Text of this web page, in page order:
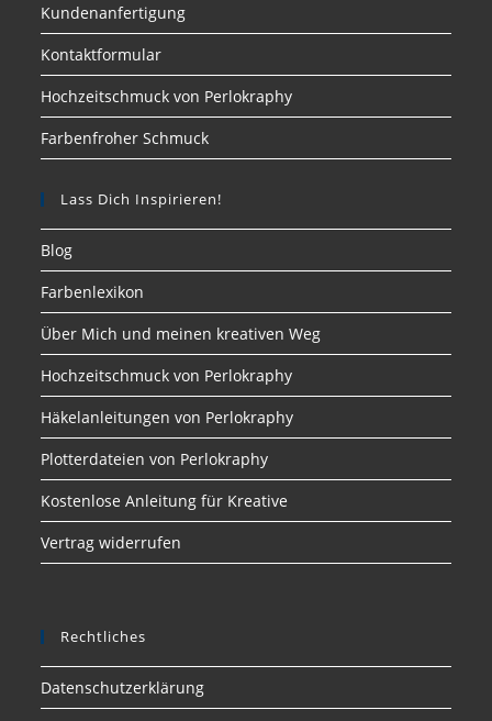
Kundenanfertigung
Kontaktformular
Hochzeitschmuck von Perlokraphy
Farbenfroher Schmuck
Lass Dich Inspirieren!
Blog
Farbenlexikon
Über Mich und meinen kreativen Weg
Hochzeitschmuck von Perlokraphy
Häkelanleitungen von Perlokraphy
Plotterdateien von Perlokraphy
Kostenlose Anleitung für Kreative
Vertrag widerrufen
Rechtliches
Datenschutzerklärung